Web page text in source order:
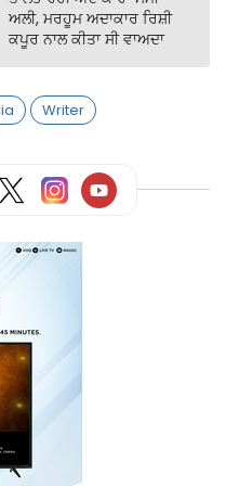
ਅਲੀ, ਮਰਹੂਮ ਅਦਾਕਾਰ ਰਿਸ਼ੀ
ਕਪੂਰ ਨਾਲ ਕੀਤਾ ਸੀ ਵਾਅਦਾ
Writer